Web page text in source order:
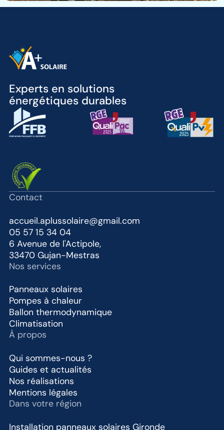
Experts en solutions
énergétiques durables
Contact
accueil.aplussolaire@gmail.com
05 57 15 34 04
6 Avenue de l'Actipole,
33470 Gujan-Mestras
Nos services
Panneaux solaires
Pompes à chaleur
Ballon thermodynamique
Climatisation
À propos
Qui sommes-nous ?
Guides et actualités
Nos réalisations
Mentions légales
Dans votre région
Installation panneaux solaires Gironde